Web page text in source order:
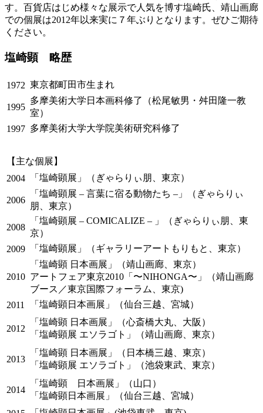
す。百貨店はじめ様々な展示で人気を博す塩崎氏、靖山画廊
での個展は2012年以来実に７年ぶりとなります。ぜひご期待
ください。
塩崎顕 略歴
1972 東京都町田市生まれ
1995
多摩美術大学日本画科修了（松尾敏男・舛田隆一教
室）
1997 多摩美術大学大学院美術研究科修了
【主な個展】
2004
「塩崎顕展」（ぎゃらりぃ朋、東京）
2006
「塩崎顕展 – 言葉に宿る動物たち –」（ぎゃらりぃ
朋、東京）
2008
「塩崎顕展 – COMICALIZE – 」（ぎゃらりぃ朋、東
京）
2009
「塩崎顕展」（ギャラリーアートもりもと、東京）
2010
「塩崎顕 日本画展」（靖山画廊、東京）
アートフェア東京2010「〜NIHONGA〜」（靖山画廊
ブース／東京国際フォーラム、東京)
2011
「塩崎顕日本画展」（仙台三越、宮城）
2012
「塩崎顕 日本画展」（心斎橋大丸、大阪）
「塩崎顕展 エソラゴト」（靖山画廊、東京）
2013
「塩崎顕 日本画展」（日本橋三越、東京）
「塩崎顕展 エソラゴト」（池袋東武、東京）
2014
「塩崎顕 日本画展」（山口）
「塩崎顕日本画展」（仙台三越、宮城）